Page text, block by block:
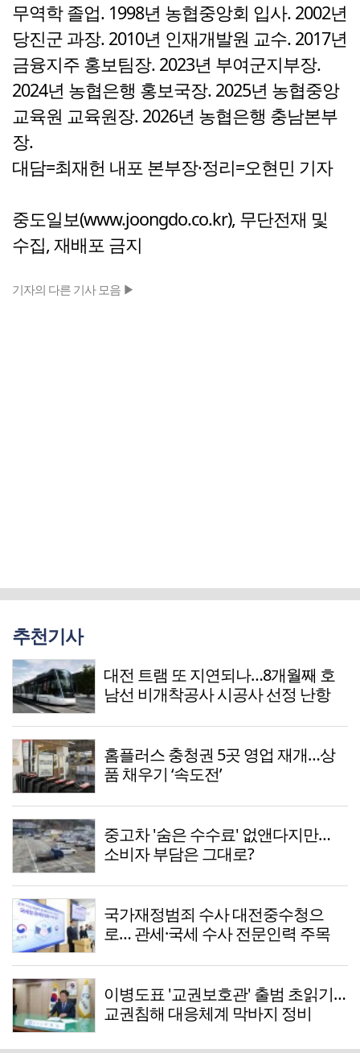
무역학 졸업. 1998년 농협중앙회 입사. 2002년
당진군 과장. 2010년 인재개발원 교수. 2017년
금융지주 홍보팀장. 2023년 부여군지부장.
2024년 농협은행 홍보국장. 2025년 농협중앙
교육원 교육원장. 2026년 농협은행 충남본부
장.
대담=최재헌 내포 본부장·정리=오현민 기자
중도일보(www.joongdo.co.kr), 무단전재 및
수집, 재배포 금지
기자의 다른 기사 모음 ▶
추천기사
대전 트램 또 지연되나…8개월째 호
남선 비개착공사 시공사 선정 난항
홈플러스 충청권 5곳 영업 재개…상
품 채우기 ‘속도전’
중고차 '숨은 수수료' 없앤다지만…
소비자 부담은 그대로?
국가재정범죄 수사 대전중수청으
로… 관세·국세 수사 전문인력 주목
이병도표 '교권보호관' 출범 초읽기…
교권침해 대응체계 막바지 정비